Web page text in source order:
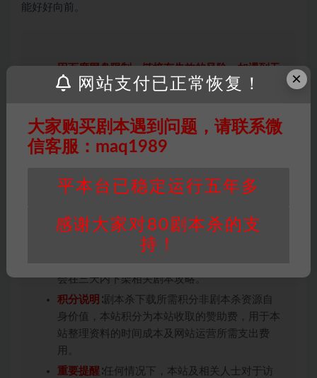
能好好向前。
因百度网盘限制，链接有失效的风险，如遇到无
效链接请联系客服补发！！！网盘不限速下载神
免责声明： 本站所有剧本杀资源均为网友分享
投稿+个人整理而来，仅供学习研究使用，请勿
用于商业用途!任何人访问、浏览本站，购买或
条约约束，并遵守所有适用的法律法规。
权均属于机关版权或权利人。如有侵权，请发邮
件通知并提供相关证实资料至邮箱
会在三天内下架相关剧本攻略。
积分说明 ∶剧本杀下载所需积分非剧本杀资源自
身价值，本站积分为本站收取的赞助费，用于本
站整理资料的时间成本及网站运营所需支出费
用。
重要提醒 ∶任何情况下，本站及相关人士对于访
×
网站支付已正常恢复！
大家购买剧本遇到问题，请联系微
信客服：maq1989
平本台已稳定运行五年多
感谢大家对80剧本杀的支
持！